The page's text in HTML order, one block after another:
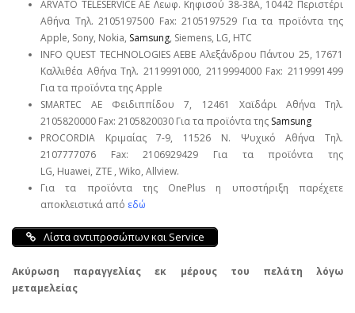
ARVATO TELESERVICE ΑΕ Λεωφ. Κηφισού 38-38Α, 10442 Περιστέρι
Αθήνα Τηλ. 2105197500 Fax: 2105197529 Για τα προϊόντα της
Apple, Sony, Nokia, Samsung, Siemens, LG, HTC
INFO QUEST TECHNOLOGIES ΑΕΒΕ Αλεξάνδρου Πάντου 25, 17671
Καλλιθέα Αθήνα Τηλ. 2119991000, 2119994000 Fax: 2119991499
Για τα προϊόντα της Apple
SMARTEC ΑΕ Φειδιππίδου 7, 12461 Χαϊδάρι Αθήνα Τηλ.
2105820000 Fax: 2105820030 Για τα προϊόντα της Samsung
PROCORDIA Κριμαίας 7-9, 11526 Ν. Ψυχικό Αθήνα Τηλ.
2107777076 Fax: 2106929429 Για τα προϊόντα της
LG, Huawei, ΖΤΕ , Wiko, Allview.
Για τα προϊόντα της OnePlus η υποστήριξη παρέχετε
αποκλειστικά από εδώ
Λίστα αντιπροσώπων και Service
Ακύρωση παραγγελίας εκ μέρους του πελάτη λόγω
μεταμελείας